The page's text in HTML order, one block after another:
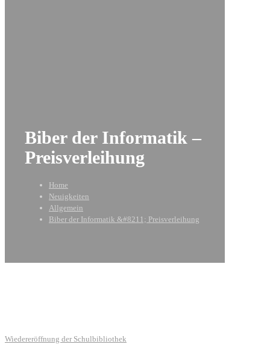
Biber der Informatik –
Preisverleihung
Home
Neuigkeiten
Allgemein
Biber der Informatik &#8211; Preisverleihung
Wiedereröffnung der Schulbibliothek